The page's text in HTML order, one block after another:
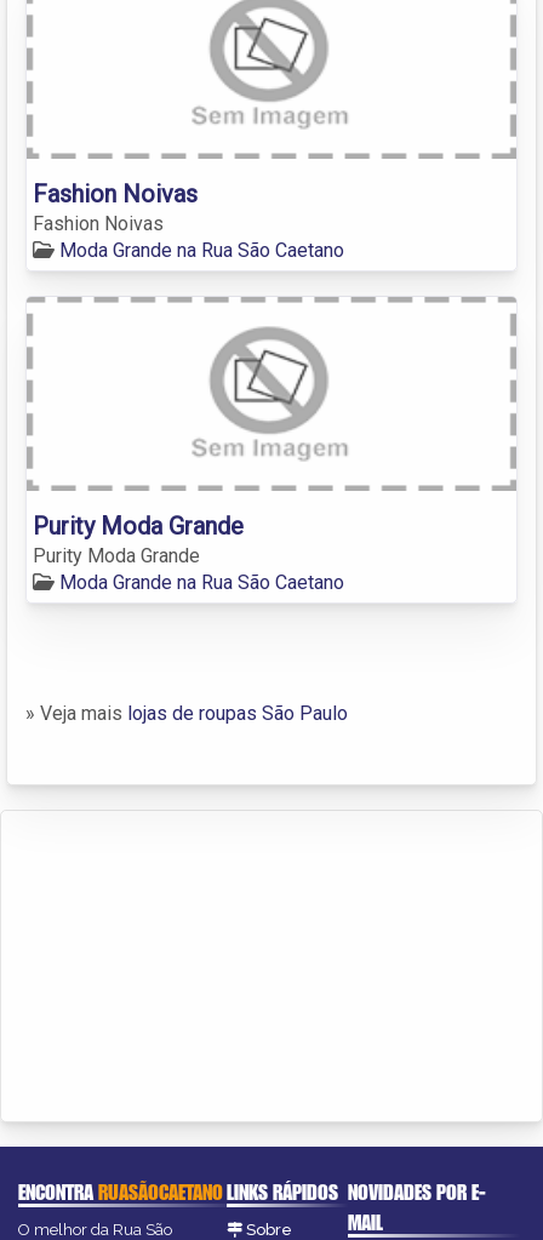
Fashion Noivas
Fashion Noivas
Moda Grande na Rua São Caetano
Purity Moda Grande
Purity Moda Grande
Moda Grande na Rua São Caetano
» Veja mais lojas de roupas São Paulo
ENCONTRARUASÃOCAETANO
O melhor da Rua São
LINKS RÁPIDOS
Sobre
NOVIDADES POR E-
MAIL